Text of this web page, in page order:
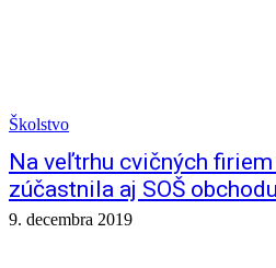
Školstvo
Na veľtrhu cvičných
zúčastnila aj SOŠ
9. decembra 2019